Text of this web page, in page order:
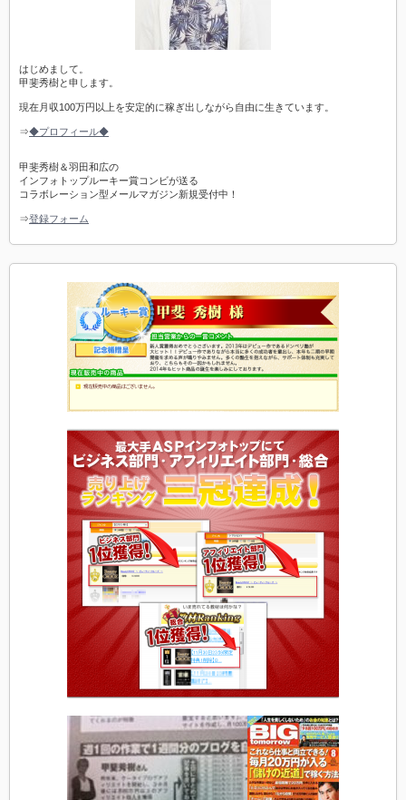
はじめまして。
甲斐秀樹と申します。
現在月収100万円以上を安定的に稼ぎ出しながら自由に生きています。
⇒◆プロフィール◆
甲斐秀樹＆羽田和広の
インフォトップルーキー賞コンビが送る
コラボレーション型メールマガジン新規受付中！
⇒登録フォーム